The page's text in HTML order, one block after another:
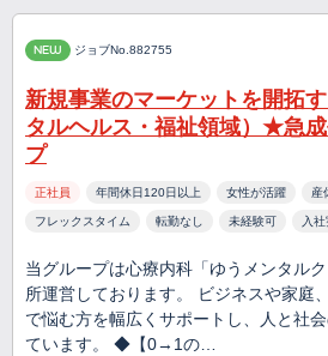
NEW ジョブNo.882755
新規事業のマーケットを開拓
タルヘルス・福祉領域）★急
プ
正社員 年間休日120日以上 女性が活躍 産
フレックスタイム 転勤なし 未経験可 入社
当グループは心療内科「ゆうメンタル
所運営しております。 ビジネスや家庭
で悩む方を幅広くサポートし、人と社
ています。 ◆【0→1の…